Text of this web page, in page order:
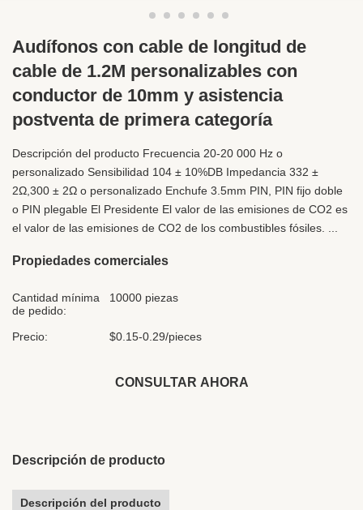
Audífonos con cable de longitud de
cable de 1.2M personalizables con
conductor de 10mm y asistencia
postventa de primera categoría
Descripción del producto Frecuencia 20-20 000 Hz o
personalizado Sensibilidad 104 ± 10%DB Impedancia 332 ±
2Ω,300 ± 2Ω o personalizado Enchufe 3.5mm PIN, PIN fijo doble
o PIN plegable El Presidente El valor de las emisiones de CO2 es
el valor de las emisiones de CO2 de los combustibles fósiles. ...
Propiedades comerciales
Cantidad mínima
de pedido:
10000 piezas
Precio: $0.15-0.29/pieces
CONSULTAR AHORA
Descripción de producto
Descripción del producto